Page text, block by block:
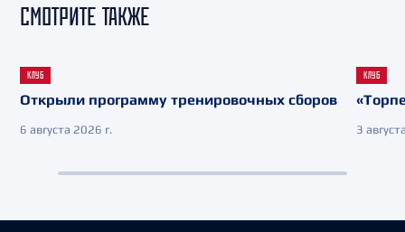
СМОТРИТЕ ТАКЖЕ
КЛУБ
Открыли программу тренировочных сборов
6 августа 2026 г.
КЛУБ
3